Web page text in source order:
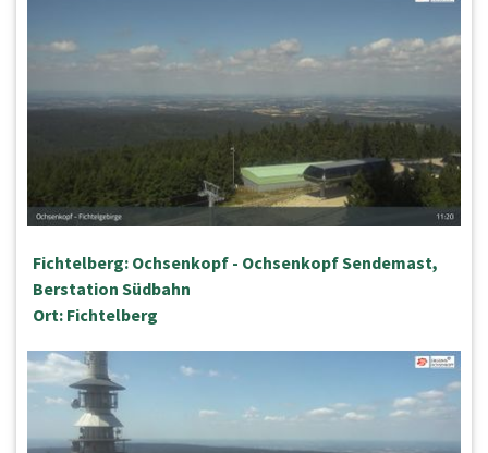
Fichtelberg: Ochsenkopf - Ochsenkopf Sendemast,
Berstation Südbahn
Ort: Fichtelberg